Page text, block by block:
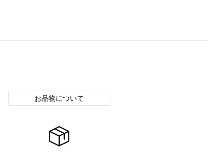
お品物について